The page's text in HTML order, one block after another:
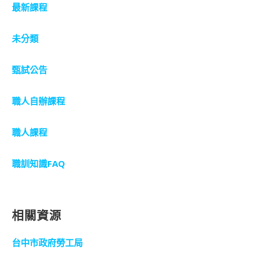
最新課程
未分類
甄試公告
職人自辦課程
職人課程
職訓知識FAQ
相關資源
台中市政府勞工局